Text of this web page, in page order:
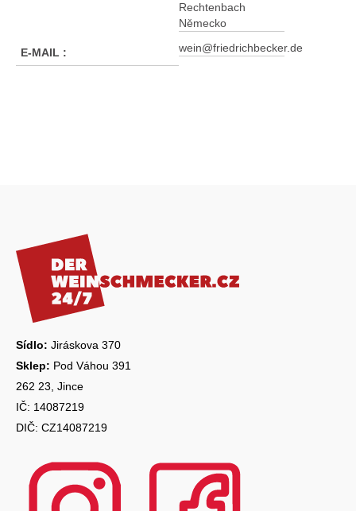
Rechtenbach
Německo
E-MAIL : wein@friedrichbecker.de
Sídlo: Jiráskova 370
Sklep: Pod Váhou 391
262 23, Jince
IČ: 14087219
DIČ: CZ14087219